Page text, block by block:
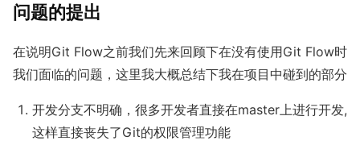
问题的提出
在说明Git Flow之前我们先来回顾下在没有使用Git Flow时
我们面临的问题，这里我大概总结下我在项目中碰到的部分
开发分支不明确，很多开发者直接在master 上进行开发,
这样直接丧失了Git的权限管理功能